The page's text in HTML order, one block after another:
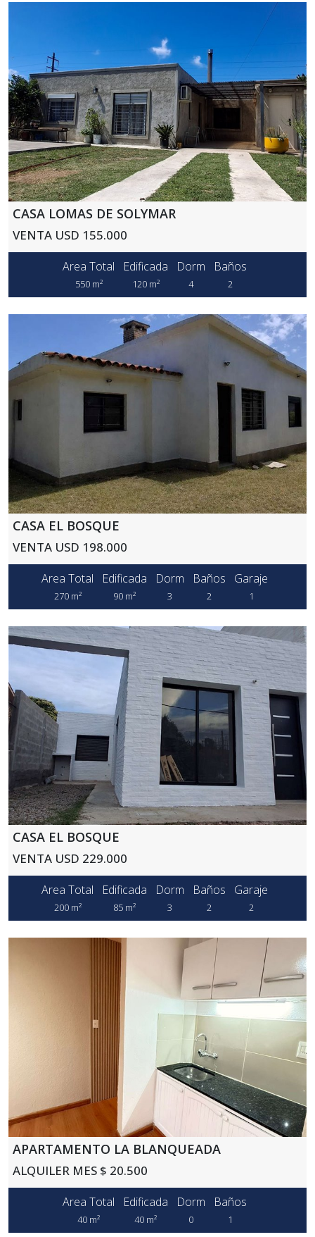
CASA LOMAS DE SOLYMAR
VENTA USD 155.000
Area Total
550 m²
Edificada
120 m²
Dorm
4
Baños
2
CASA EL BOSQUE
VENTA USD 198.000
Area Total
270 m²
Edificada
90 m²
Dorm
3
Baños
2
Garaje
1
CASA EL BOSQUE
VENTA USD 229.000
Area Total
200 m²
Edificada
85 m²
Dorm
3
Baños
2
Garaje
2
APARTAMENTO LA BLANQUEADA
ALQUILER MES $ 20.500
Area Total
40 m²
Edificada
40 m²
Dorm
0
Baños
1